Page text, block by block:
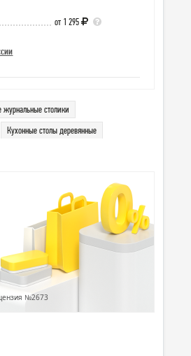
от 1 295
журнальные столики
Кухонные столы деревянные
№2673